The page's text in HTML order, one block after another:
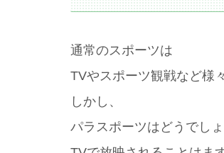
通常のスポーツは
TVやスポーツ観戦など様
しかし、
パラスポーツはどうでし